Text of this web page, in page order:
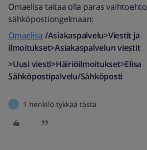
Omaelisa taitaa olla paras vaihtoehto
sähköpostiongelmaan:
Omaelisa /Asiakaspalvelu>Viestit ja
ilmoitukset>Asiakaspalvelun viestit
>Uusi viesti>Häiriöilmoitukset>Elisa
Sähköpostipalvelu/Sähköposti
1 henkilö tykkää tästä